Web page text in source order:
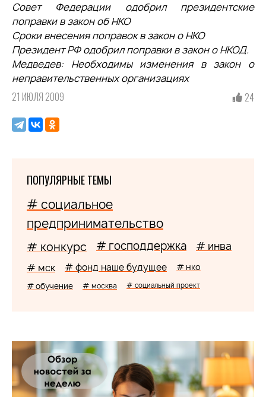
Совет Федерации одобрил президентские
поправки в закон об НКО
Сроки внесения поправок в закон о НКО
Президент РФ одобрил поправки в закон о НКОД.
Медведев: Необходимы изменения в закон о
неправительственных организациях
21 ИЮЛЯ 2009 24
ПОПУЛЯРНЫЕ ТЕМЫ
# социальное
предпринимательство
# конкурс # господдержка # инва
# мск # фонд наше будущее # нко
# обучение # москва # социальный проект